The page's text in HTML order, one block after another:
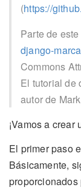
(https://
Parte de
django-
Commons
El tutorial de
autor de
¡Vamos a
El primer paso
Básicamente,